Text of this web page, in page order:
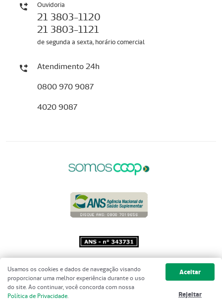
Ouvidoria
21 3803-1120
21 3803-1121
de segunda a sexta, horário comercial
Atendimento 24h
0800 970 9087
4020 9087
Copyright 2001 - 2026 Unimed do
Brasil - Todos os direitos reservados
Usamos os cookies e dados de navegação visando
proporcionar uma melhor experiência durante o uso
do site. Ao continuar, você concorda com nossa
Política de Privacidade.
Aceitar
Rejeitar